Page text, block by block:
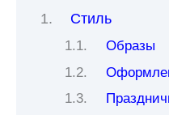
Стиль
Образы